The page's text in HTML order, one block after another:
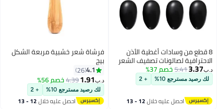
8 قطع من وسادات أغطية الأذن
الاحترافية لصالونات تصفيف الشعر
باللون الأسود لحماية الأذن وأغطية
تلوين الصبغة وأغطية حماية الأذن
لصالونات تصفيف الشعر وتلوين
الشعر وعلاج الشعر
د.ب‏3.37
5.41خصم 37%
لك رصيد مسترجع 10% + 2
احصل عليه خلال 12 - 13
فرشاة شعر خشبية مربعة الشكل
بيج
4.1
26
د.ب‏1.91
4.39خصم 56%
لك رصيد مسترجع 10% + 2
احصل عليه خلال 12 - 13